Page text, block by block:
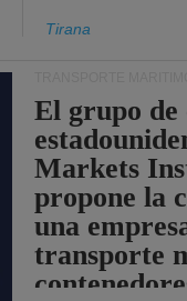
Tirana
El grupo de
Markets
propone la
una
transporte